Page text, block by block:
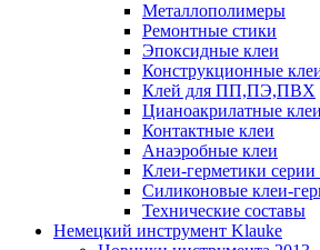
Металлополимеры
Ремонтные стики
Эпоксидные клеи
Конструкционные
Клей для ПП,ПЭ,ПВХ
Цианоакрилатные клеи
Контактные клеи
Анаэробные клеи
Клеи-герметики серии
Силиконовые клеи-
Технические составы
Немецкий инструмент Klauke